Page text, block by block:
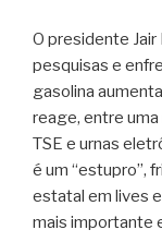
O presidente
pesquisas e
gasolina
reage, entre
TSE e urnas
é um “estupro”,
estatal em lives
mais importante